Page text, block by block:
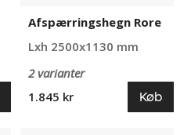
Afspærringshegn Rore
Lxh 2500x1130 mm
2 varianter
1.845 kr
Køb